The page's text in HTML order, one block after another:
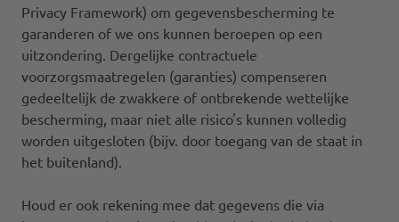
Privacy Framework) om gegevensbescherming te
garanderen of we ons kunnen beroepen op een
uitzondering. Dergelijke contractuele
voorzorgsmaatregelen (garanties) compenseren
gedeeltelijk de zwakkere of ontbrekende wettelijke
bescherming, maar niet alle risico's kunnen volledig
worden uitgesloten (bijv. door toegang van de staat in
het buitenland).
Houd er ook rekening mee dat gegevens die via